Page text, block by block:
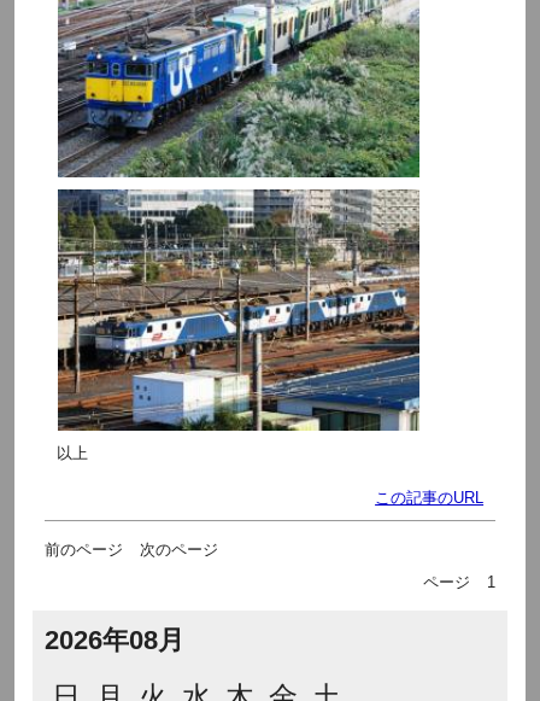
以上
この記事のURL
前のページ
次のページ
ページ
1
2026年08月